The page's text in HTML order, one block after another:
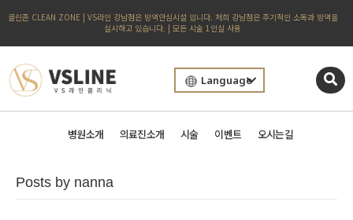
클린존 CLEAN ZONE | VS라인 강남점은 방역안심시설 입니다. 저희 강남점은 주기적인 소독과 방역을
실시하고 있습니다. | 모든 시술 1인실 사용
Language
병원소개 의료진소개 시술 이벤트 오시는길
Posts by nanna